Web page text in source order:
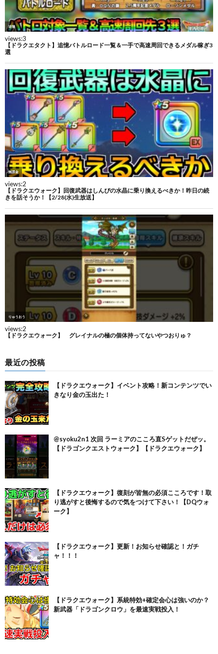
最近の投稿
【ドラクエウォーク】イベント攻略！新コンテンツでい
きなり金の玉出た！
@syoku2n1 次回 ラーミアのこころ直Sゲットだぜッ。
【ドラゴンクエストウォーク】【ドラクエウォーク】
【ドラクエウォーク】復刻が皆無の必須こころです！取
り逃がすと後悔するので気をつけて下さい！【DQウォ
ーク】
【ドラクエウォーク】更新！お知らせ確認と！ガチ
ャ！！！
【ドラクエウォーク】系統特効+確定会心は強いのか？
新武器「ドラゴンクロウ」を最速実戦投入！